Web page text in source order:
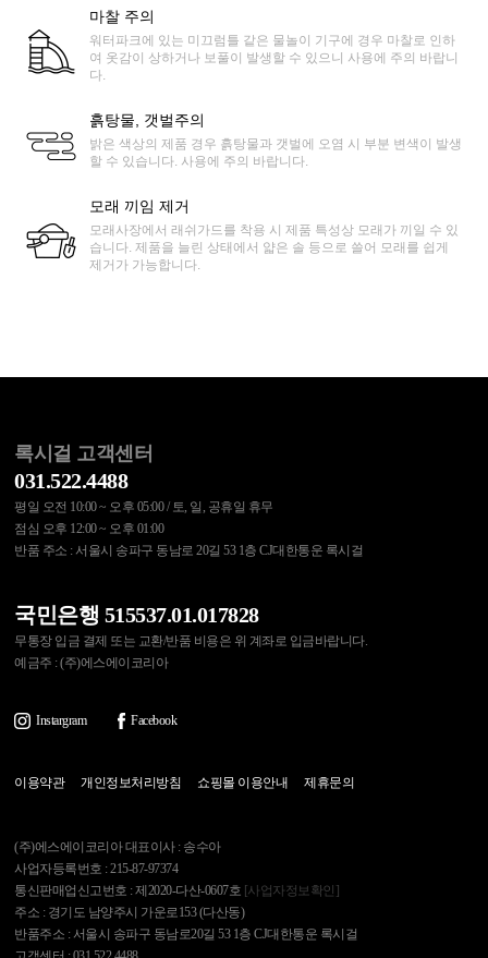
마찰 주의
워터파크에 있는 미끄럼틀 같은 물놀이 기구에 경우 마찰로 인하
여 옷감이 상하거나 보풀이 발생할 수 있으니 사용에 주의 바랍니
다.
흙탕물, 갯벌주의
밝은 색상의 제품 경우 흙탕물과 갯벌에 오염 시 부분 변색이 발생
할 수 있습니다. 사용에 주의 바랍니다.
모래 끼임 제거
모래사장에서 래쉬가드를 착용 시 제품 특성상 모래가 끼일 수 있
습니다. 제품을 늘린 상태에서 얇은 솔 등으로 쓸어 모래를 쉽게
제거가 가능합니다.
록시걸 고객센터
031.522.4488
평일 오전 10:00 ~ 오후 05:00 / 토, 일, 공휴일 휴무
점심 오후 12:00 ~ 오후 01:00
반품 주소 : 서울시 송파구 동남로 20길 53 1층 CJ대한통운 록시걸
국민은행 515537.01.017828
무통장 입금 결제 또는 교환/반품 비용은 위 계좌로 입금바랍니다.
예금주 : (주)에스에이코리아
Instargram Facebook
이용약관 개인정보처리방침 쇼핑몰 이용안내 제휴문의
(주)에스에이코리아 대표이사 : 송수아
사업자등록번호 : 215-87-97374
통신판매업신고번호 : 제2020-다산-0607호 [사업자정보확인]
주소 : 경기도 남양주시 가운로153 (다산동)
반품주소 : 서울시 송파구 동남로20길 53 1층 CJ대한통운 록시걸